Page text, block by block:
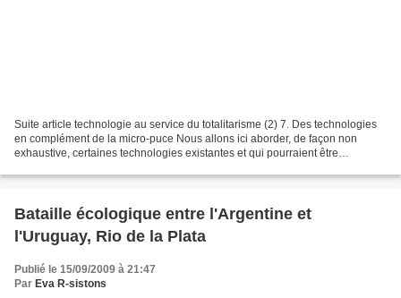
Suite article technologie au service du totalitarisme (2) 7. Des technologies
en complément de la micro-puce Nous allons ici aborder, de façon non
exhaustive, certaines technologies existantes et qui pourraient être
Bataille écologique entre l'Argentine et
l'Uruguay, Rio de la Plata
Publié le 15/09/2009 à 21:47
Par Eva R-sistons